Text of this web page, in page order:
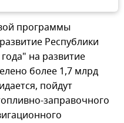
программы
Республики
на развитие
более 1,7 млрд
пойдут
заправочного